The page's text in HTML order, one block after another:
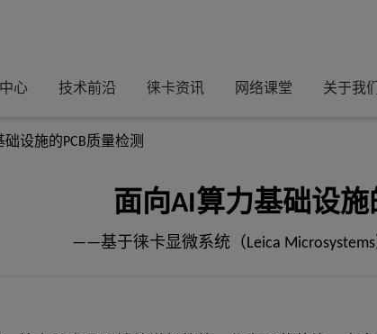
心 技术前沿 徕卡资讯 网络课堂 关于我们
设施的PCB质量检测
面向AI算力基础设施
——基于徕卡显微系统（Leica